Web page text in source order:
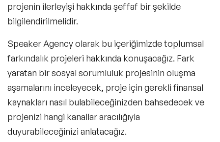
projenin ilerleyişi hakkında şeffaf bir şekilde
bilgilendirilmelidir.
Speaker Agency olarak bu içeriğimizde toplumsal
farkındalık projeleri hakkında konuşacağız. Fark
yaratan bir sosyal sorumluluk projesinin oluşma
aşamalarını inceleyecek, proje için gerekli finansal
kaynakları nasıl bulabileceğinizden bahsedecek ve
projenizi hangi kanallar aracılığıyla
duyurabileceğinizi anlatacağız.